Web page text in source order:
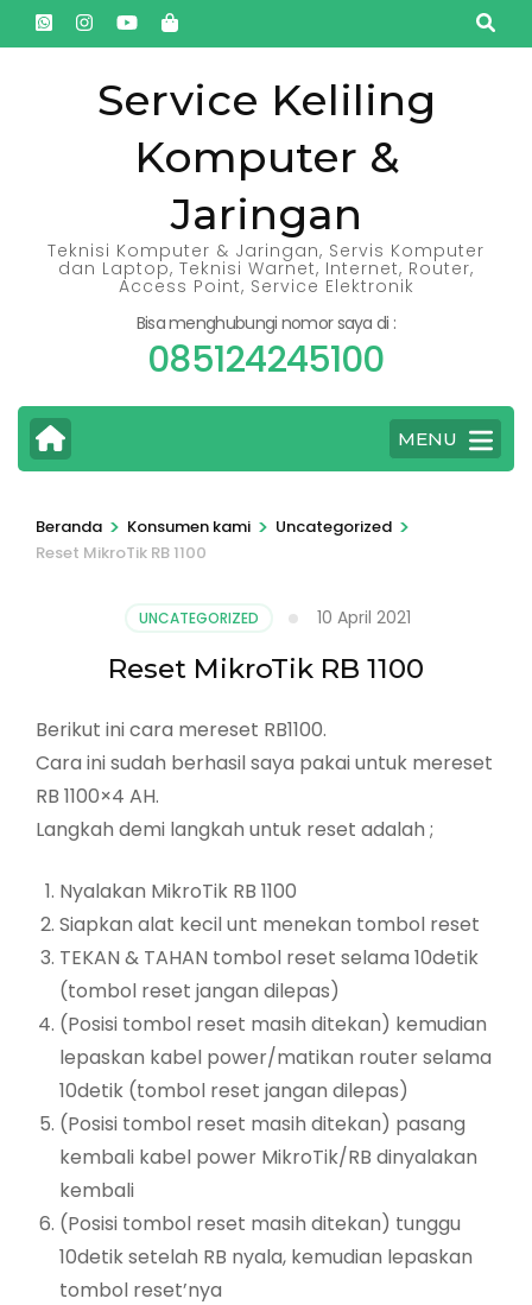
Lompat
ke
Service Keliling
Komputer &
Jaringan
Teknisi Komputer & Jaringan, Servis Komputer
dan Laptop, Teknisi Warnet, Internet, Router,
Access Point, Service Elektronik
Bisa menghubungi nomor saya di :
085124245100
MENU
Beranda > Konsumen kami > Uncategorized >
Reset MikroTik RB 1100
UNCATEGORIZED 10 April 2021
Reset MikroTik RB 1100
Berikut ini cara mereset RB1100.
Cara ini sudah berhasil saya pakai untuk mereset
RB 1100×4 AH.
Langkah demi langkah untuk reset adalah ;
Nyalakan MikroTik RB 1100
Siapkan alat kecil unt menekan tombol reset
TEKAN & TAHAN tombol reset selama 10detik
(tombol reset jangan dilepas)
(Posisi tombol reset masih ditekan) kemudian
lepaskan kabel power/matikan router selama
10detik (tombol reset jangan dilepas)
(Posisi tombol reset masih ditekan) pasang
kembali kabel power MikroTik/RB dinyalakan
kembali
(Posisi tombol reset masih ditekan) tunggu
10detik setelah RB nyala, kemudian lepaskan
tombol reset’nya